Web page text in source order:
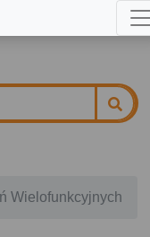
Wielofunkcyjnych